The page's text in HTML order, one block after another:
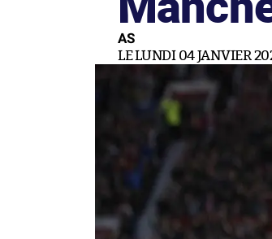
AS
LE LUNDI 04 JANVIER